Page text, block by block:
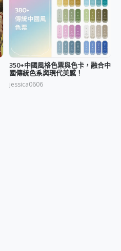
350+中國風格色票與色卡，融合中
國傳統色系與現代美感！
jessica0606